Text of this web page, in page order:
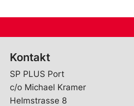
Kontakt
SP PLUS Port
c/o Michael Kramer
Helmstrasse 8